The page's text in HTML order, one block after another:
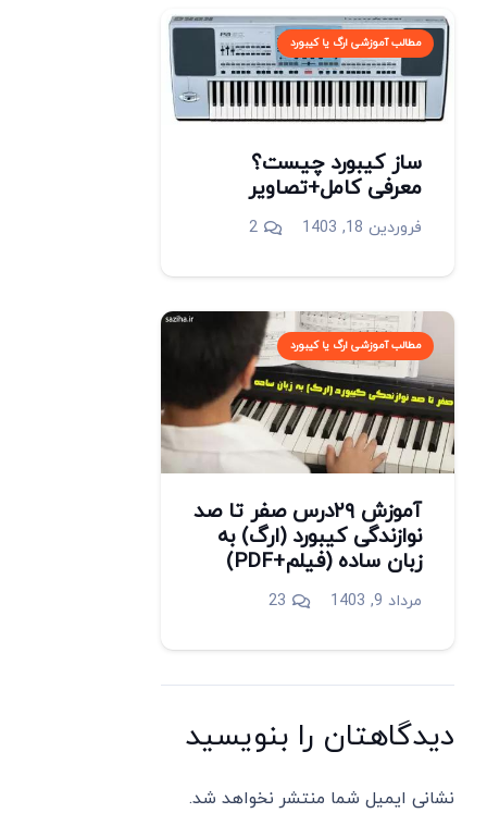
مطالب آموزشی ارگ یا کیبورد
ساز کیبورد چیست؟
معرفی کامل+تصاویر
فروردین 18, 1403 2دیدگاه
مطالب آموزشی ارگ یا کیبورد
آموزش ۲۹درس صفر تا صد
نوازندگی کیبورد (ارگ) به
زبان ساده (فیلم+PDF)
مرداد 9, 1403 23دیدگاه
دیدگاهتان را بنویسید
نشانی ایمیل شما منتشر نخواهد شد.